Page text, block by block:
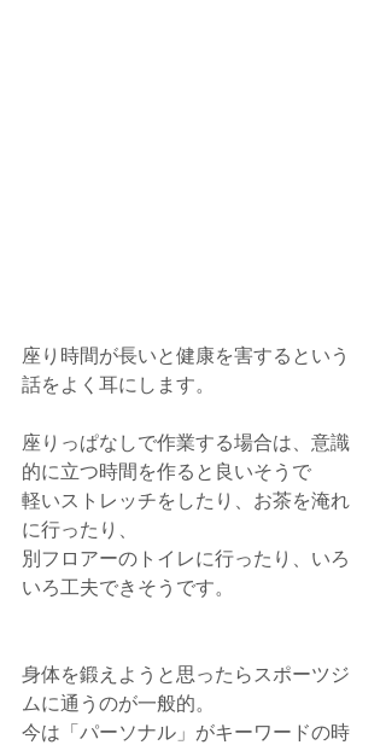
座り時間が長いと健康を害するという
話をよく耳にします。
座りっぱなしで作業する場合は、意識
的に立つ時間を作ると良いそうで
軽いストレッチをしたり、お茶を淹れ
に行ったり、
別フロアーのトイレに行ったり、いろ
いろ工夫できそうです。
身体を鍛えようと思ったらスポーツジ
ムに通うのが一般的。
今は「パーソナル」がキーワードの時